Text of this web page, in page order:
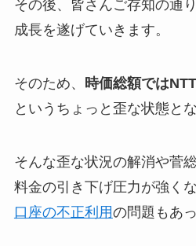
その後、皆さんご存知の通
成長を遂げていきます。
そのため、
時価総額では
というちょっと歪な状態と
そんな歪な状況の解消や菅
料金の引き下げ圧力が強く
口座の不正利用の問題もあ